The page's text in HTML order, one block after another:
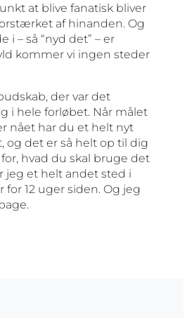
at blive fanatisk bliver
af hinanden. Og
i – så “nyd det” – er
kommer vi ingen steder
der var det
i hele forløbet. Når målet
nået har du et helt nyt
og det er så helt op til dig
hvad du skal bruge det
jeg et helt andet sted i
for 12 uger siden. Og jeg